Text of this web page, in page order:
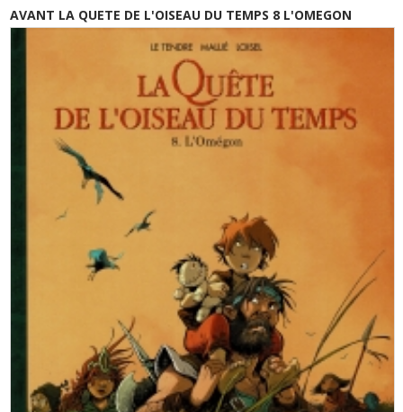
AVANT LA QUETE DE L'OISEAU DU TEMPS 8 L'OMEGON